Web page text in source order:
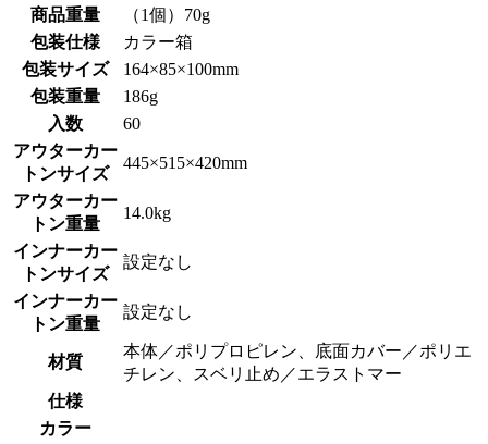
商品重量
（1個）70g
包装仕様
カラー箱
包装サイズ
164×85×100mm
包装重量
186g
入数
60
アウターカー
トンサイズ
445×515×420mm
アウターカー
トン重量
14.0kg
インナーカー
トンサイズ
設定なし
インナーカー
トン重量
設定なし
材質
本体／ポリプロピレン、底面カバー／ポリエ
チレン、スベリ止め／エラストマー
仕様
カラー